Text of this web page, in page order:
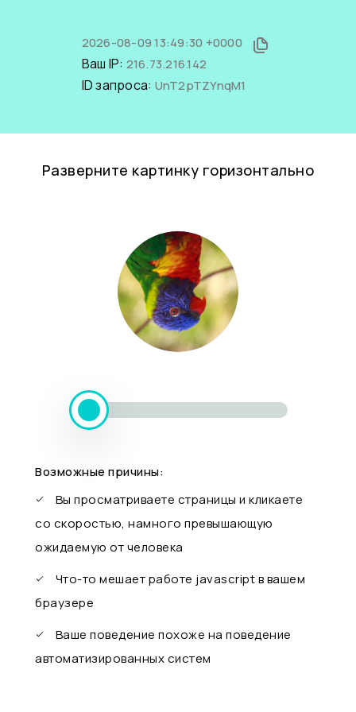
2026-08-09 13:49:30 +0000
Ваш IP: 216.73.216.142
ID запроса: UnT2pTZYnqM1
Разверните картинку горизонтально
Возможные причины:
Вы просматриваете страницы и кликаете
со скоростью, намного превышающую
ожидаемую от человека
Что-то мешает работе javascript в вашем
браузере
Ваше поведение похоже на поведение
автоматизированных систем